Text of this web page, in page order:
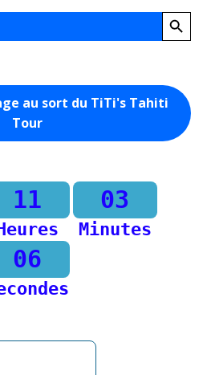
Search Button
au sort du TiTi's Tahiti
Tour
11 03
Minutes
06